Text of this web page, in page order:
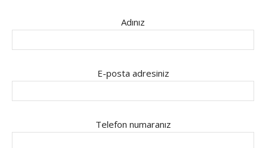
Adınız
E-posta adresiniz
Telefon numaranız